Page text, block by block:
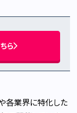
ら
各業界に特化した